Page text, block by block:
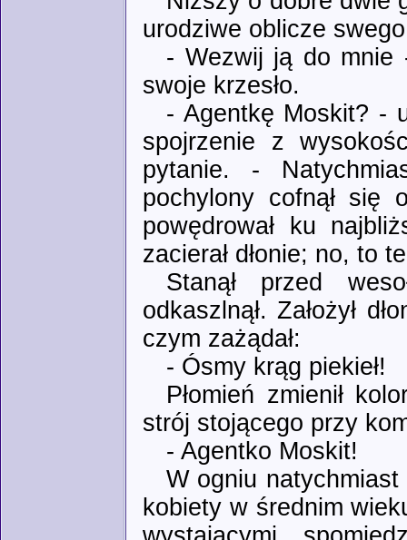
urodziwe oblicze swego
- Wezwij ją do mnie
swoje krzesło.
- Agentkę Moskit? -
spojrzenie z
pytanie. -
pochylony cofnął się
powędrował ku
zacierał dłonie; no, to
Stanął przed
odkaszlnął. Założył
czym zażądał:
- Ósmy krąg piekieł!
Płomień zmienił
strój stojącego przy
- Agentko Moskit!
W ogniu natychmiast
kobiety w średnim